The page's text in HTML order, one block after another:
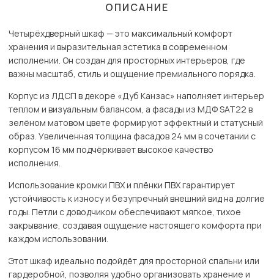
ОПИСАНИЕ
Четырёхдверный шкаф — это максимальный комфорт
хранения и выразительная эстетика в современном
исполнении. Он создан для просторных интерьеров, где
важны масштаб, стиль и ощущение премиального порядка.
Корпус из ЛДСП в декоре «Дуб Канзас» наполняет интерьер
теплом и визуальным балансом, а фасады из МДФ SAT22 в
зелёном матовом цвете формируют эффектный и статусный
образ. Увеличенная толщина фасадов 24 мм в сочетании с
корпусом 16 мм подчёркивает высокое качество
исполнения.
Использование кромки ПВХ и плёнки ПВХ гарантирует
устойчивость к износу и безупречный внешний вид на долгие
годы. Петли с доводчиком обеспечивают мягкое, тихое
закрывание, создавая ощущение настоящего комфорта при
каждом использовании.
Этот шкаф идеально подойдёт для просторной спальни или
гардеробной, позволяя удобно организовать хранение и